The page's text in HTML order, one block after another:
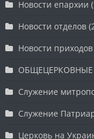
Новости епархии
Новости отделов
Новости
Служение
Служение
Церковь на